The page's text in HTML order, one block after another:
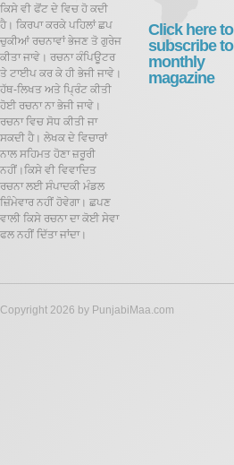
ਕਿਸੇ ਵੀ ਫੋਂਟ ਦੇ ਵਿਚ ਹੋ ਕਦੀ
ਹੈ। ਕਿਰਪਾ ਕਰਕੇ ਪਹਿਲਾਂ ਛਪ
ਚੁਕੀਆਂ ਰਚਨਾਵਾਂ ਭੇਜਣ ਤੋ ਗੁਰੇਜ
ਕੀਤਾ ਜਾਵੇ। ਰਚਨਾ ਕੰਪਿਊਟਰ
ਤੇ ਟਾਈਪ ਕਰ ਕੇ ਹੀ ਭੇਜੀ ਜਾਵੇ।
ਹੱਥ-ਲਿਖਤ ਅਤੇ ਪ੍ਰਿੰਟ ਕੀਤੀ
ਹੋਈ ਰਚਨਾ ਨਾ ਭੇਜੀ ਜਾਵੇ।
ਰਚਨਾ ਵਿਚ ਸੋਧ ਕੀਤੀ ਜਾ
ਸਕਦੀ ਹੈ। ਲੇਖਕ ਦੇ ਵਿਚਾਰਾਂ
ਨਾਲ ਸਹਿਮਤ ਹੋਣਾ ਜ਼ਰੂਰੀ
ਨਹੀਂ।ਕਿਸੇ ਵੀ ਵਿਵਾਦਿਤ
ਰਚਨਾ ਲਈ ਸੰਪਾਦਕੀ ਮੰਡਲ
ਜ਼ਿੰਮੇਵਾਰ ਨਹੀਂ ਹੋਵੇਗਾ। ਛਪਣ
ਵਾਲੀ ਕਿਸੇ ਰਚਨਾ ਦਾ ਕੋਈ ਸੇਵਾ
ਫਲ ਨਹੀਂ ਦਿੱਤਾ ਜਾਂਦਾ।
Click here to
subscribe to
monthly
magazine
Copyright 2026 by PunjabiMaa.com